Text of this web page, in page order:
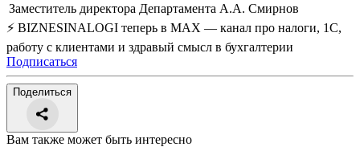
Заместитель директора Департамента А.А. Смирнов
⚡ BIZNESINALOGI теперь в MAX — канал про налоги, 1С,
работу с клиентами и здравый смысл в бухгалтерии
Подписаться
Поделиться
Вам также может быть интересно